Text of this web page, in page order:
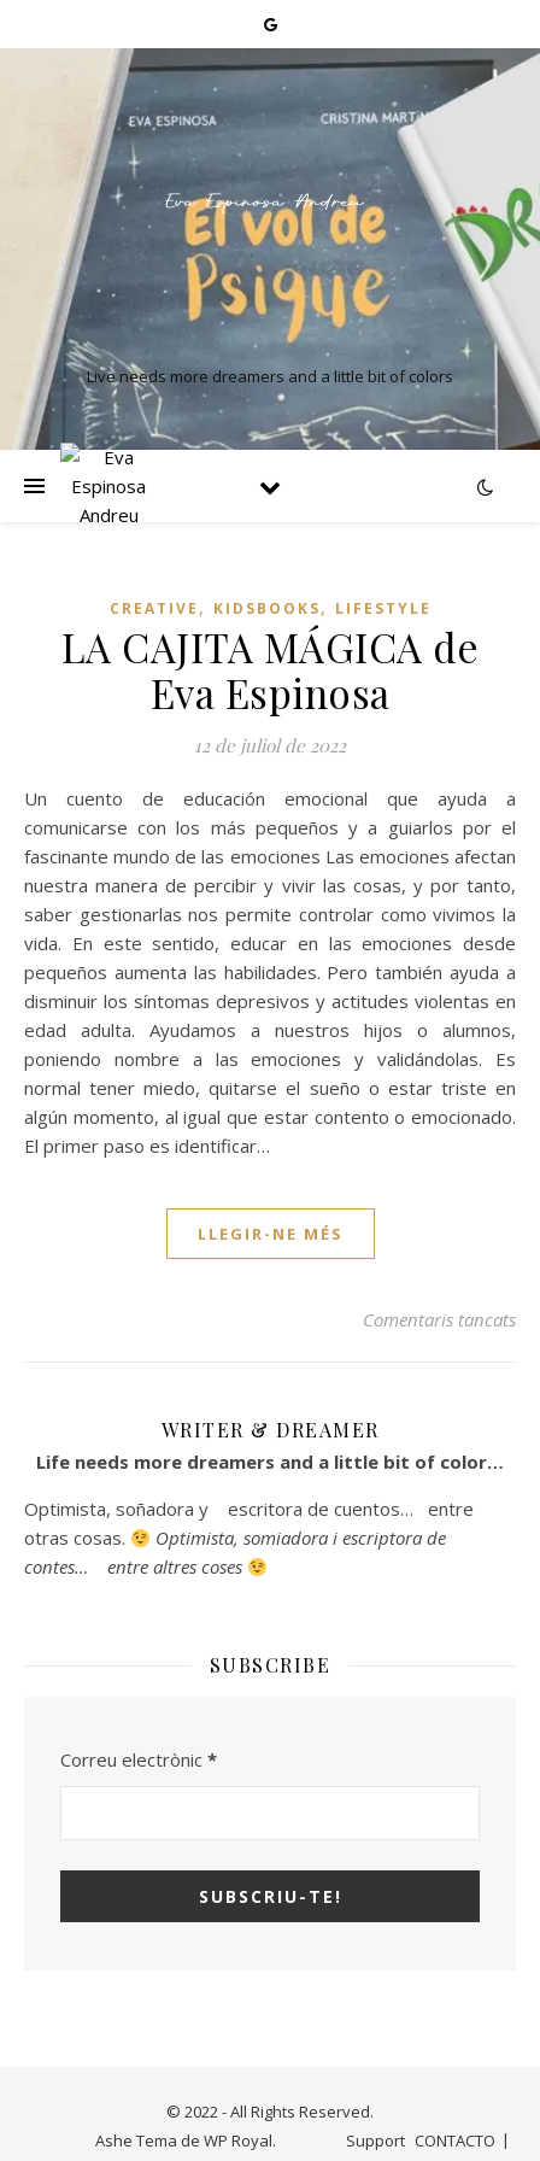
Live needs more dreamers and a little bit of colors
CREATIVE , KIDSBOOKS, LIFESTYLE
LA CAJITA MÁGICA de
Eva Espinosa
12 de juliol de 2022
Un cuento de educación emocional que ayuda a
comunicarse con los más pequeños y a guiarlos por el
fascinante mundo de las emociones Las emociones afectan
nuestra manera de percibir y vivir las cosas, y por tanto,
saber gestionarlas nos permite controlar como vivimos la
vida. En este sentido, educar en las emociones desde
pequeños aumenta las habilidades. Pero también ayuda a
disminuir los síntomas depresivos y actitudes violentas en
edad adulta. Ayudamos a nuestros hijos o alumnos,
poniendo nombre a las emociones y validándolas. Es
normal tener miedo, quitarse el sueño o estar triste en
algún momento, al igual que estar contento o emocionado.
El primer paso es identificar…
LLEGIR-NE MÉS
Comentaris tancatsa
WRITER & DREAMER
Life needs more dreamers and a little bit of color…
Optimista, soñadora y escritora de cuentos… entre
otras cosas.
Optimista, somiadora i escriptora de
contes… entre altres coses
SUBSCRIBE
Correu electrònic *
© 2022 - All Rights Reserved.
Support CONTACTO
Ashe Tema de WP Royal.